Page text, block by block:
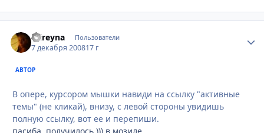
mireyna Пользователи
7 декабря 200817 г
АВТОР
В опере, курсором мышки навиди на ссылку "активные
темы" (не кликай), внизу, с левой стороны увидишь
полную ссылку, вот ее и перепиши.